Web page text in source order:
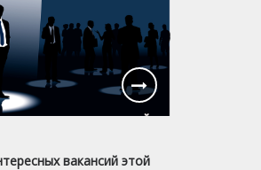
вакансий этой